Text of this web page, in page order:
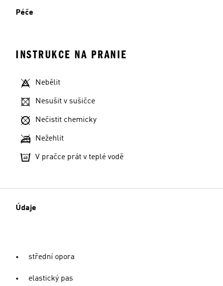
Péče
INSTRUKCE NA PRANIE
Nebělit
Nesušit v sušičce
Nečistit chemicky
Nežehlit
V pračce prát v teplé vodě
Údaje
střední opora
elastický pas